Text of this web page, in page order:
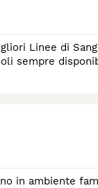
in ambiente